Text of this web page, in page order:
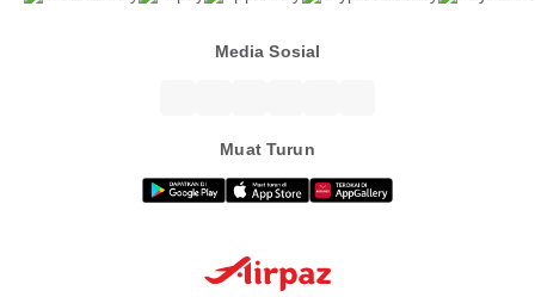
Media Sosial
Muat Turun